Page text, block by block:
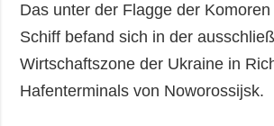
Das unter der Flagge der
Schiff befand sich in der
Wirtschaftszone der Ukraine in
Hafenterminals von Noworossijsk.